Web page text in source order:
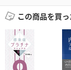
この商品を買